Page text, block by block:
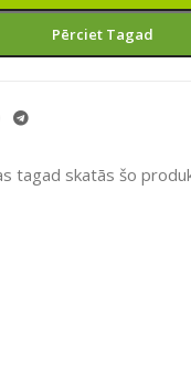
Pērciet Tagad
tagad skatās šo